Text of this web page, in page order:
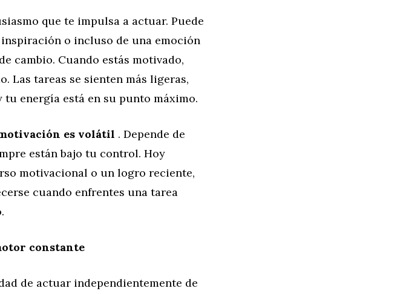
que te impulsa a actuar. Puede
o incluso de una emoción
cambio. Cuando estás motivado,
Las tareas se sienten más ligeras,
energía está en su punto máximo.
es volátil . Depende de
están bajo tu control. Hoy
motivacional o un logro reciente,
cuando enfrentes una tarea
constante
de actuar independientemente de